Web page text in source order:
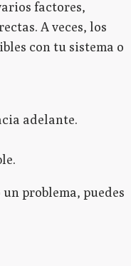
factores,
A veces, los
con tu sistema o
adelante.
problema, puedes